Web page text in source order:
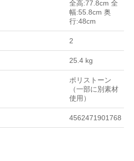
全高:77.8cm 全
幅:55.8cm 奥
行:48cm
2
25.4 kg
ポリストーン
（一部に別素材
使用）
4562471901768